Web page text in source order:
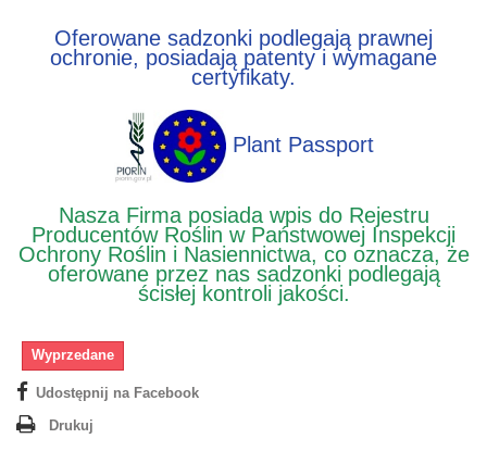
Oferowane sadzonki podlegają prawnej
ochronie, posiadają patenty i wymagane
certyfikaty.
Plant Passport
Nasza Firma posiada wpis do Rejestru
Producentów Roślin w Państwowej Inspekcji
Ochrony Roślin i Nasiennictwa, co oznacza, że
oferowane przez nas sadzonki podlegają
ścisłej kontroli jakości.
Wyprzedane
Udostępnij na Facebook
Drukuj